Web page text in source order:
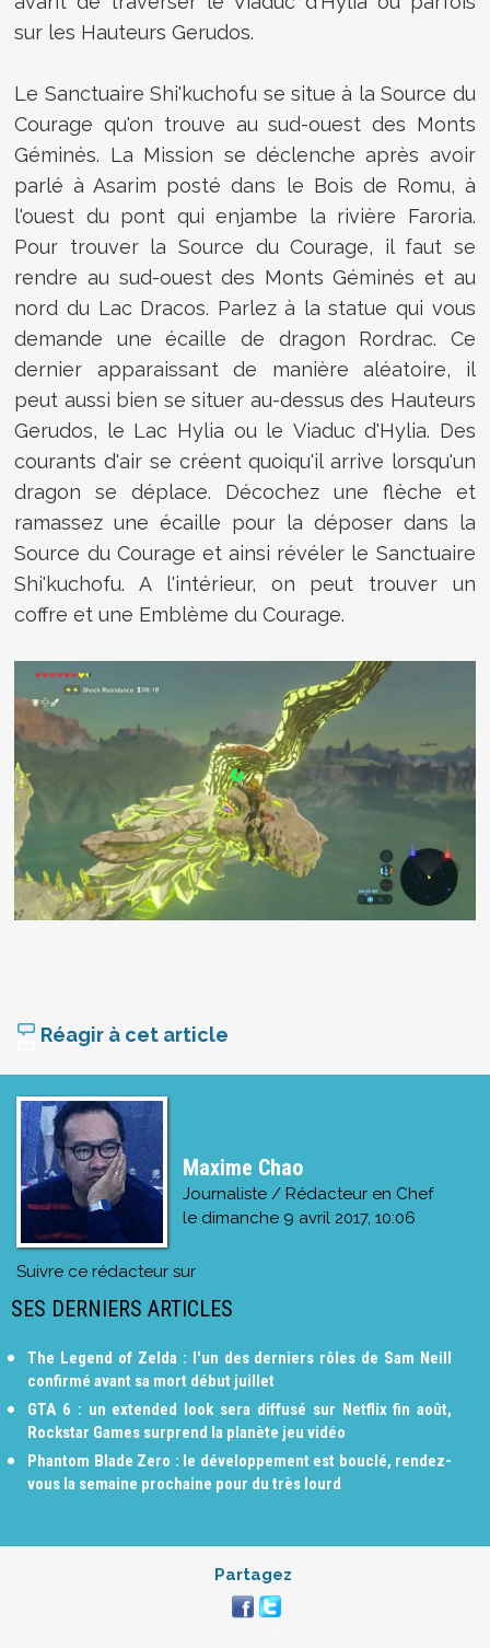
sur les Hauteurs Gerudos.
Le Sanctuaire Shi'kuchofu se situe à la Source du
Courage qu'on trouve au sud-ouest des Monts
Géminés. La Mission se déclenche après avoir
parlé à Asarim posté dans le Bois de Romu, à
l'ouest du pont qui enjambe la rivière Faroria.
Pour trouver la Source du Courage, il faut se
rendre au sud-ouest des Monts Géminés et au
nord du Lac Dracos. Parlez à la statue qui vous
demande une écaille de dragon Rordrac. Ce
dernier apparaissant de manière aléatoire, il
peut aussi bien se situer au-dessus des Hauteurs
Gerudos, le Lac Hylia ou le Viaduc d'Hylia. Des
courants d'air se créent quoiqu'il arrive lorsqu'un
dragon se déplace. Décochez une flèche et
ramassez une écaille pour la déposer dans la
Source du Courage et ainsi révéler le Sanctuaire
Shi'kuchofu. A l'intérieur, on peut trouver un
coffre et une Emblème du Courage.
Réagir à cet article
Maxime Chao
Journaliste / Rédacteur en Chef
le dimanche 9 avril 2017, 10:06
Suivre ce rédacteur sur
SES DERNIERS ARTICLES
The Legend of Zelda : l'un des derniers rôles de Sam Neill
confirmé avant sa mort début juillet
GTA 6 : un extended look sera diffusé sur Netflix fin août,
Rockstar Games surprend la planète jeu vidéo
Phantom Blade Zero : le développement est bouclé, rendez-
vous la semaine prochaine pour du très lourd
Partagez